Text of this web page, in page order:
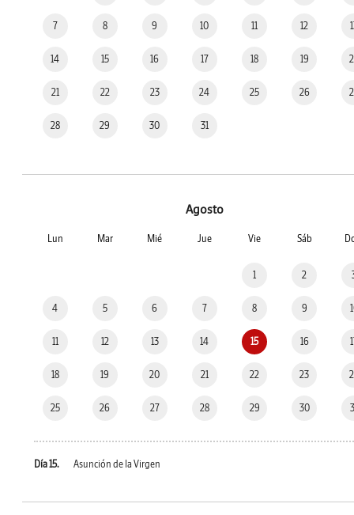
7 8 9 10 11 12
14 15 16 17 18 19
21 22 23 24 25 26
28 29 30 31
Agosto
Lun Mar Mié Jue Vie Sáb
1 2
4 5 6 7 8 9
11 12 13 14 15 16
18 19 20 21 22 23
25 26 27 28 29 30
Día 15. Asunción de la Virgen